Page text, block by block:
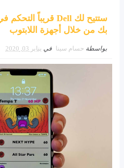
بك من خلال أجهزة اللابتوب
بواسطة حسام سينا في يناير 03, 2020